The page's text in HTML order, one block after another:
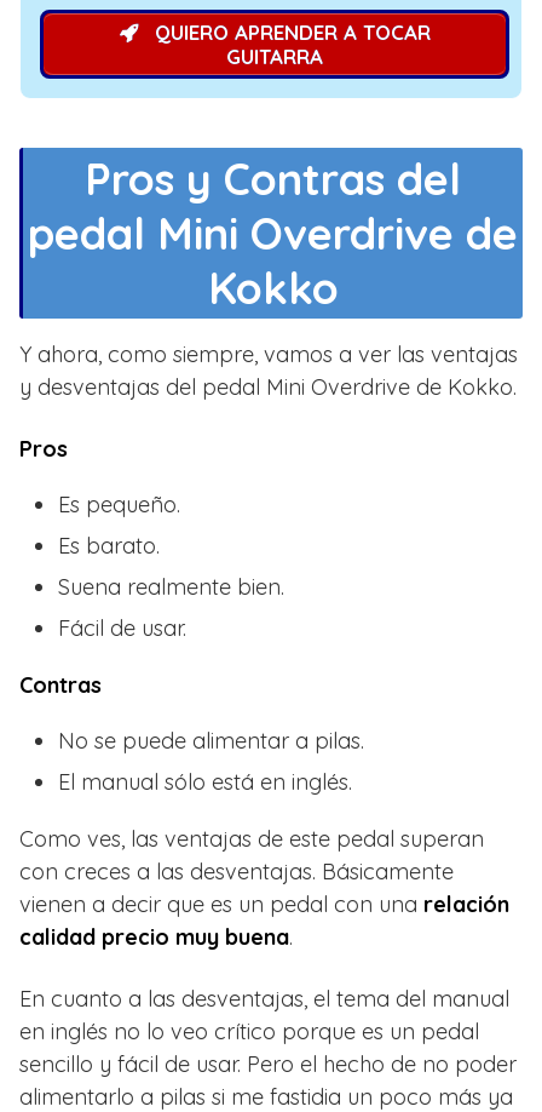
QUIERO APRENDER A TOCAR
GUITARRA
Pros y Contras del
pedal Mini Overdrive de
Kokko
Y ahora, como siempre, vamos a ver las ventajas
y desventajas del pedal Mini Overdrive de Kokko.
Pros
Es pequeño.
Es barato.
Suena realmente bien.
Fácil de usar.
Contras
No se puede alimentar a pilas.
El manual sólo está en inglés.
Como ves, las ventajas de este pedal superan
con creces a las desventajas. Básicamente
vienen a decir que es un pedal con una relación
calidad precio muy buena.
En cuanto a las desventajas, el tema del manual
en inglés no lo veo crítico porque es un pedal
sencillo y fácil de usar. Pero el hecho de no poder
alimentarlo a pilas si me fastidia un poco más ya